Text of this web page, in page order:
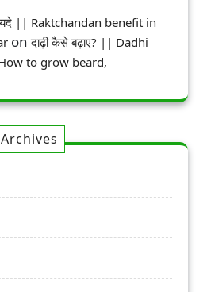
|| Raktchandan benefit in
onदाढ़ी कैसे बढ़ाए? || Dadhi
to grow beard,
Archives